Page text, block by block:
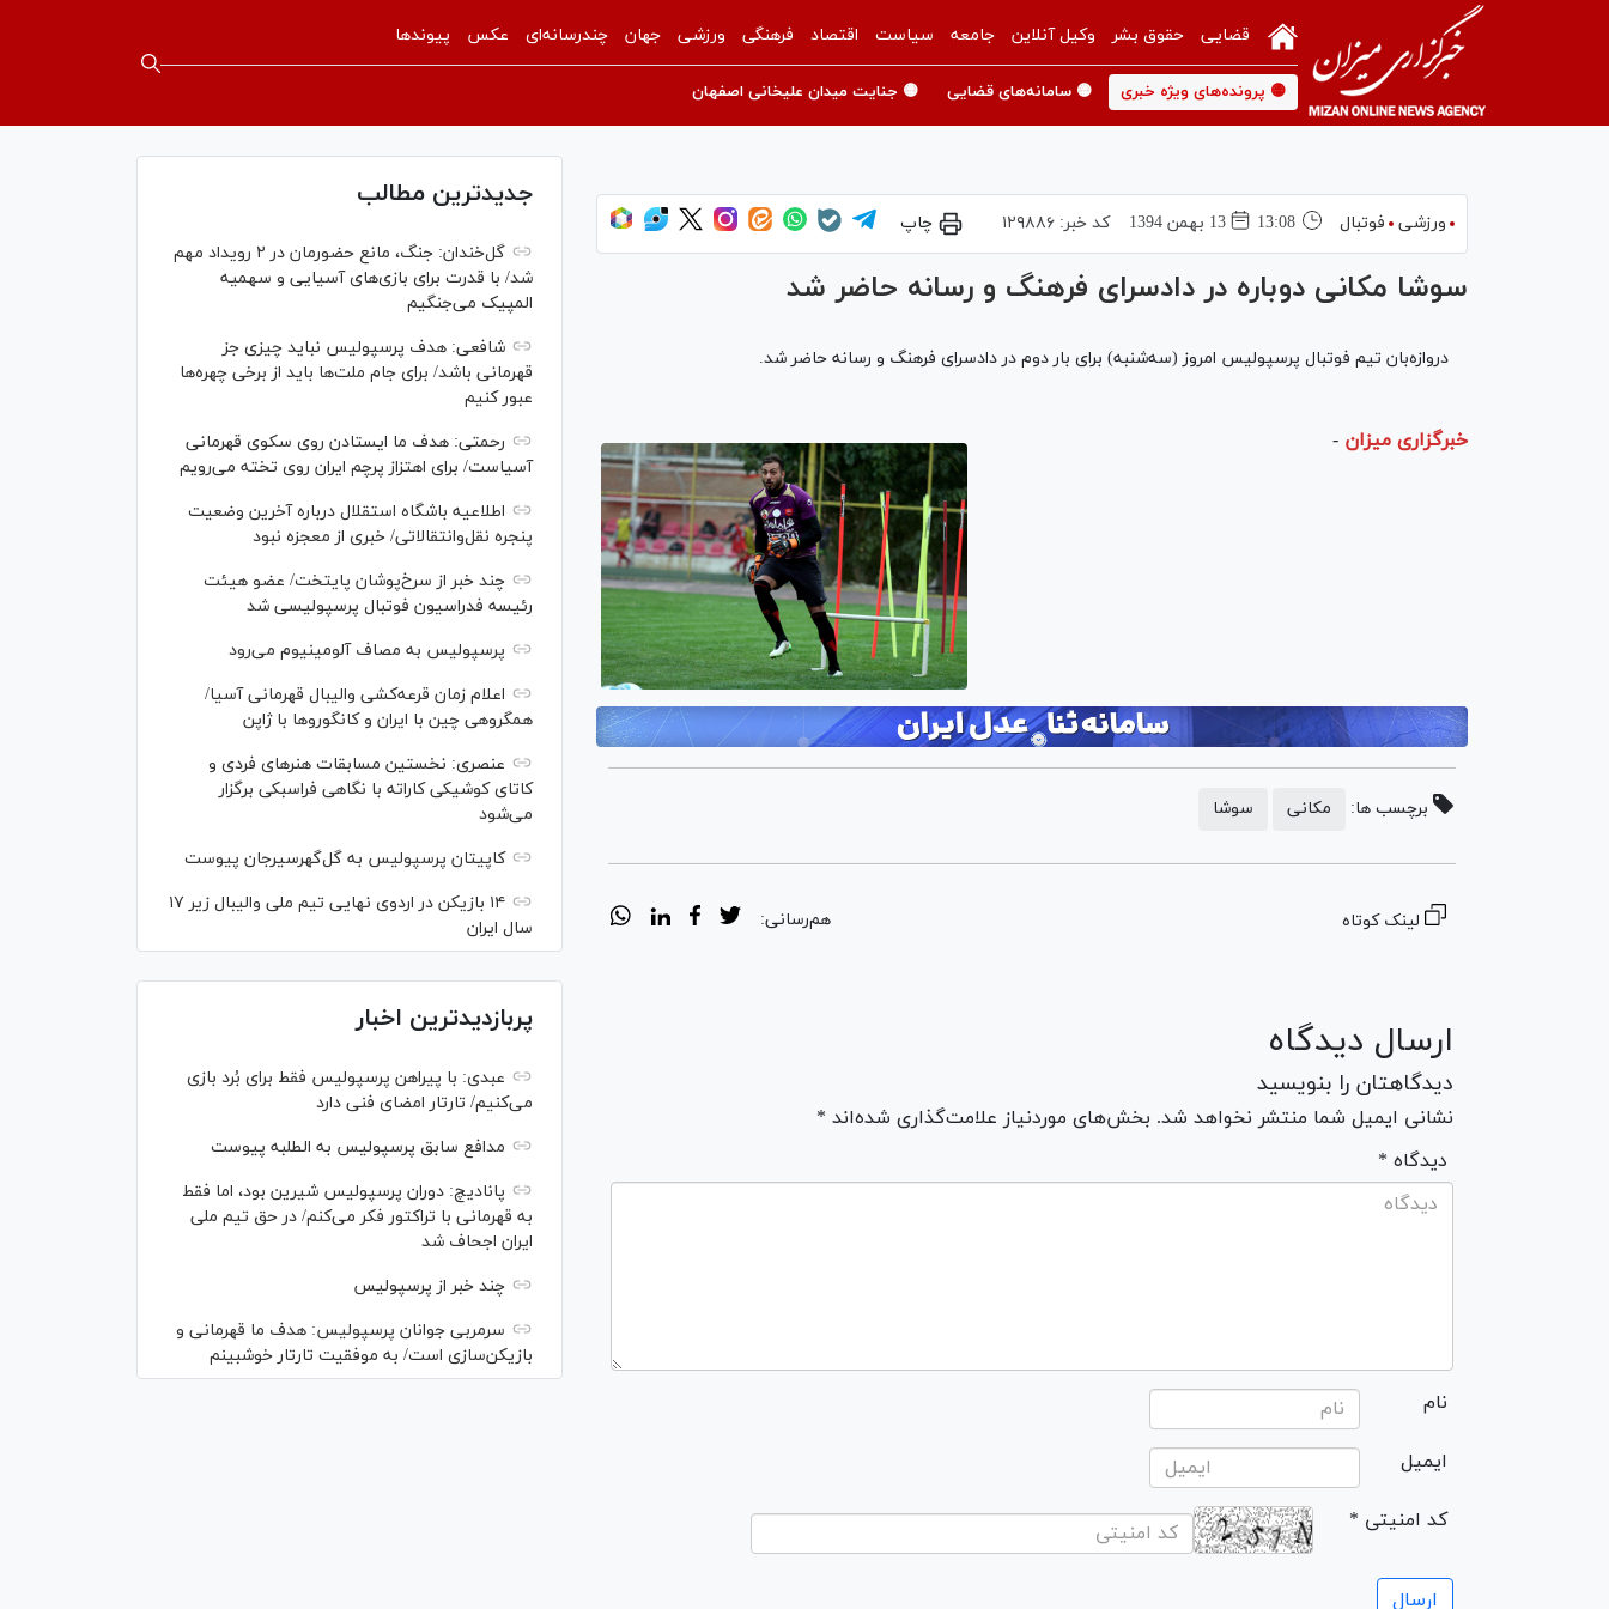
قضایی حقوق بشر وکیل آنلاین جامعه سیاست اقتصاد فرهنگی ورزشی جهان چندرسانه‌ای عکس پیوندها
🟡 پرونده‌های ویژه خبری 🟡 سامانه‌های قضایی 🟡 جنایت میدان علیخانی اصفهان
ورزشی فوتبال 13:08 13 بهمن 1394 کد خبر:۱۲۹۸۸۶ چاپ
سوشا مکانی دوباره در دادسرای فرهنگ و رسانه حاضر شد
دروازه‌بان تیم فوتبال پرسپولیس امروز (سه‌شنبه) برای بار دوم در دادسرای فرهنگ و رسانه حاضر شد.
خبرگزاری میزان -
برچسب ها: مکانی سوشا
لینک کوتاه هم‌رسانی:
ارسال دیدگاه
دیدگاهتان را بنویسید
نشانی ایمیل شما منتشر نخواهد شد. بخش‌های موردنیاز علامت‌گذاری شده‌اند *
* دیدگاه
نام
ایمیل
* کد امنیتی
جدیدترین مطالب
گل‌خندان: جنگ، مانع حضورمان در ۲ رویداد مهم
شد/ با قدرت برای بازی‌های آسیایی و سهمیه
المپیک می‌جنگیم
شافعی: هدف پرسپولیس نباید چیزی جز
قهرمانی باشد/ برای جام ملت‌ها باید از برخی چهره‌ها
عبور کنیم
رحمتی: هدف ما ایستادن روی سکوی قهرمانی
آسیاست/ برای اهتزاز پرچم ایران روی تخته می‌رویم
اطلاعیه باشگاه استقلال درباره آخرین وضعیت
پنجره نقل‌وانتقالاتی/ خبری از معجزه نبود
چند خبر از سرخ‌پوشان پایتخت/ عضو هیئت
رئیسه فدراسیون فوتبال پرسپولیسی شد
پرسپولیس به مصاف آلومینیوم می‌رود
اعلام زمان قرعه‌کشی والیبال قهرمانی آسیا/
همگروهی چین با ایران و کانگورو‌ها با ژاپن
عنصری: نخستین مسابقات هنر‌های فردی و
کاتای کوشیکی کاراته با نگاهی فراسبکی برگزار
می‌شود
کاپیتان پرسپولیس به گل‌گهرسیرجان پیوست
۱۴ بازیکن در اردوی نهایی تیم ملی والیبال زیر ۱۷
سال ایران
پربازدیدترین اخبار
عبدی: با پیراهن پرسپولیس فقط برای بُرد بازی
می‌کنیم/ تارتار امضای فنی دارد
مدافع سابق پرسپولیس به الطلبه پیوست
پانادیچ: دوران پرسپولیس شیرین بود، اما فقط
به قهرمانی با تراکتور فکر می‌کنم/ در حق تیم ملی
ایران اجحاف شد
چند خبر از پرسپولیس
سرمربی جوانان پرسپولیس: هدف ما قهرمانی و
بازیکن‌سازی است/ به موفقیت تارتار خوشبینم